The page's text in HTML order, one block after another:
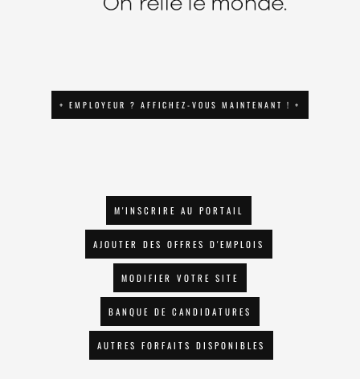
+ EMPLOYEUR ? AFFICHEZ-VOUS MAINTENANT ! +
M'INSCRIRE AU PORTAIL
AJOUTER DES OFFRES D'EMPLOIS
MODIFIER VOTRE SITE
BANQUE DE CANDIDATURES
AUTRES FORFAITS DISPONIBLES